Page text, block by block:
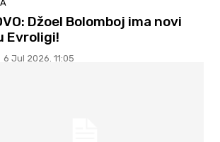
Džoel Bolomboj ima novi
Evroligi!
6 Jul 2026. 11:05